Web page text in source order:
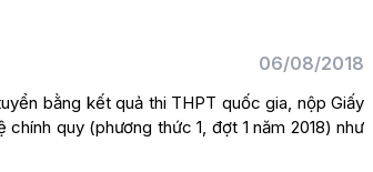
06/08/2018
bằng kết quả thi THPT quốc gia, nộp Giấy
quy (phương thức 1, đợt 1 năm 2018) như